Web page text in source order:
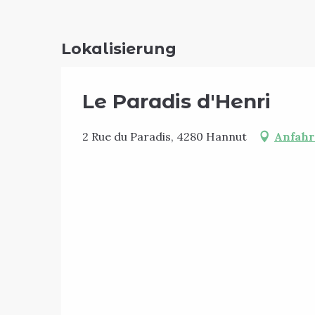
Lokalisierung
Le Paradis d'Henri
2 Rue du Paradis, 4280 Hannut